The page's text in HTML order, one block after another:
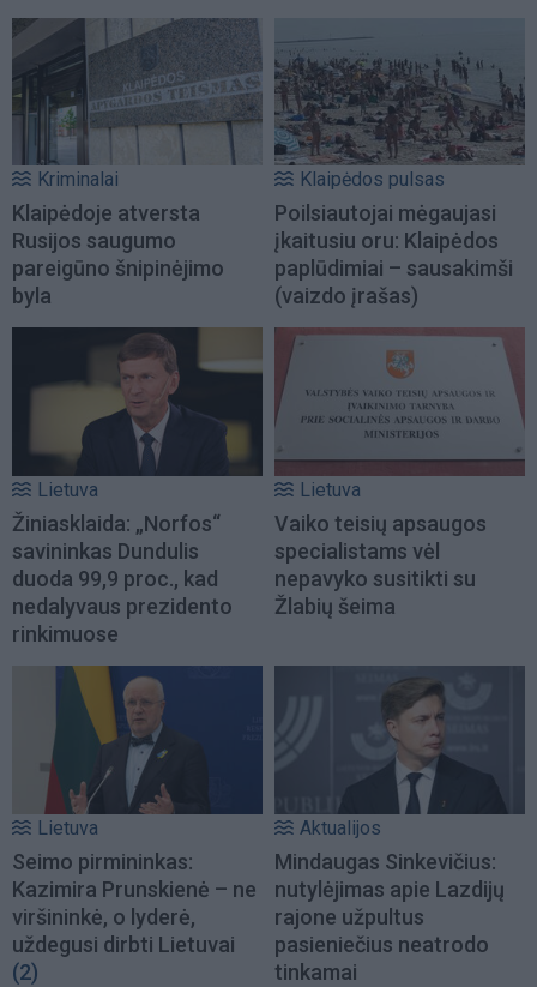
Kriminalai
Klaipėdoje atversta
Rusijos saugumo
pareigūno šnipinėjimo
byla
Klaipėdos pulsas
Poilsiautojai mėgaujasi
įkaitusiu oru: Klaipėdos
paplūdimiai – sausakimši
(vaizdo įrašas)
Lietuva
Žiniasklaida: „Norfos“
savininkas Dundulis
duoda 99,9 proc., kad
nedalyvaus prezidento
rinkimuose
Lietuva
Vaiko teisių apsaugos
specialistams vėl
nepavyko susitikti su
Žlabių šeima
Lietuva
Seimo pirmininkas:
Kazimira Prunskienė – ne
viršininkė, o lyderė,
uždegusi dirbti Lietuvai
(2)
Aktualijos
Mindaugas Sinkevičius:
nutylėjimas apie Lazdijų
rajone užpultus
pasieniečius neatrodo
tinkamai